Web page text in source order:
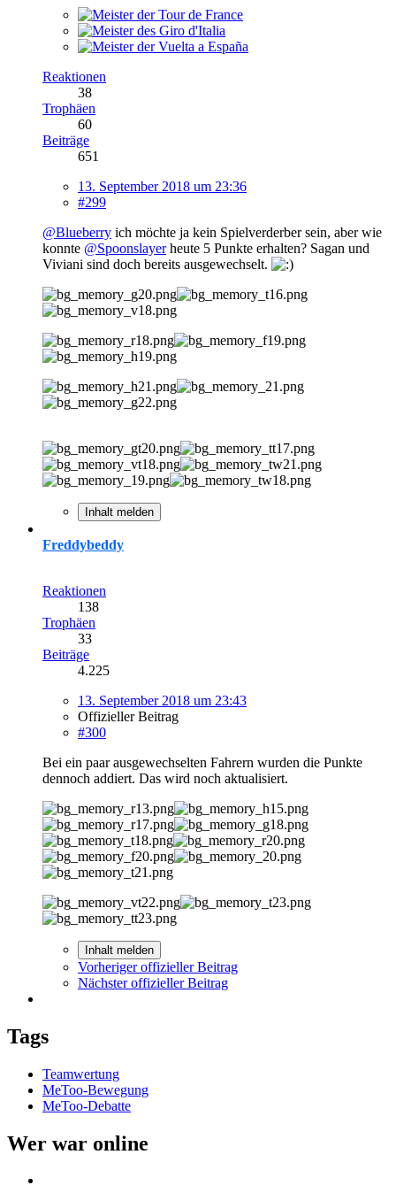
Reaktionen
38
Trophäen
60
Beiträge
651
13. September 2018 um 23:36
#299
@Blueberry ich möchte ja kein Spielverderber sein, aber wie
konnte @Spoonslayerheute 5 Punkte erhalten? Sagan und
Viviani sind doch bereits ausgewechselt.
Inhalt melden
Freddybeddy
Reaktionen
138
Trophäen
33
Beiträge
4.225
13. September 2018 um 23:43
Offizieller Beitrag
#300
Bei ein paar ausgewechselten Fahrern wurden die Punkte
dennoch addiert. Das wird noch aktualisiert.
Inhalt melden
Vorheriger offizieller Beitrag
Nächster offizieller Beitrag
Tags
Teamwertung
MeToo-Bewegung
MeToo-Debatte
Wer war online